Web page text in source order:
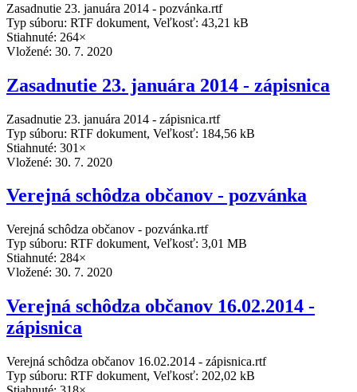
Zasadnutie 23. januára 2014 - pozvánka.rtf
Typ súboru: RTF dokument, Veľkosť: 43,21 kB
Stiahnuté: 264×
Vložené: 30. 7. 2020
Zasadnutie 23. januára 2014 - zápisnica
Zasadnutie 23. januára 2014 - zápisnica.rtf
Typ súboru: RTF dokument, Veľkosť: 184,56 kB
Stiahnuté: 301×
Vložené: 30. 7. 2020
Verejná schôdza občanov - pozvánka
Verejná schôdza občanov - pozvánka.rtf
Typ súboru: RTF dokument, Veľkosť: 3,01 MB
Stiahnuté: 284×
Vložené: 30. 7. 2020
Verejná schôdza občanov 16.02.2014 -
zápisnica
Verejná schôdza občanov 16.02.2014 - zápisnica.rtf
Typ súboru: RTF dokument, Veľkosť: 202,02 kB